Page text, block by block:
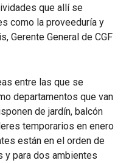
que allí se
como la proveeduría y
Gerente General de CGF
entre las que se
departamentos que van
de jardín, balcón
temporarios en enero
están en el orden de
y para dos ambientes